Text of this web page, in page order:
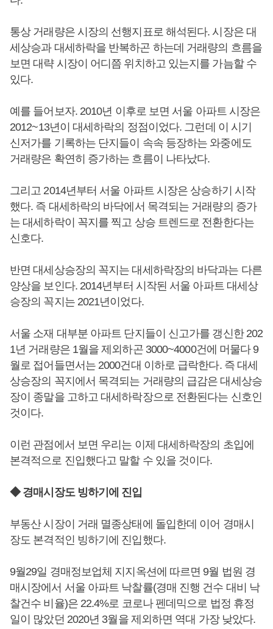
통상 거래량은 시장의 선행지표로 해석된다. 시장은 대
세상승과 대세하락을 반복하곤 하는데 거래량의 흐름을
보면 대략 시장이 어디쯤 위치하고 있는지를 가늠할 수
있다.
예를 들어보자. 2010년 이후로 보면 서울 아파트 시장은
2012~13년이 대세하락의 정점이었다. 그런데 이 시기
신저가를 기록하는 단지들이 속속 등장하는 와중에도
거래량은 확연히 증가하는 흐름이 나타났다.
그리고 2014년부터 서울 아파트 시장은 상승하기 시작
했다. 즉 대세하락의 바닥에서 목격되는 거래량의 증가
는 대세하락이 꼭지를 찍고 상승 트렌드로 전환한다는
신호다.
반면 대세상승장의 꼭지는 대세하락장의 바닥과는 다른
양상을 보인다. 2014년부터 시작된 서울 아파트 대세상
승장의 꼭지는 2021년이었다.
서울 소재 대부분 아파트 단지들이 신고가를 갱신한 202
1년 거래량은 1월을 제외하곤 3000~4000건에 머물다 9
월로 접어들면서는 2000건대 이하로 급락한다. 즉 대세
상승장의 꼭지에서 목격되는 거래량의 급감은 대세상승
장이 종말을 고하고 대세하락장으로 전환된다는 신호인
것이다.
이런 관점에서 보면 우리는 이제 대세하락장의 초입에
본격적으로 진입했다고 말할 수 있을 것이다.
◆ 경매시장도 빙하기에 진입
부동산 시장이 거래 멸종상태에 돌입한데 이어 경매시
장도 본격적인 빙하기에 진입했다.
9월29일 경매정보업체 지지옥션에 따르면 9월 법원 경
매시장에서 서울 아파트 낙찰률(경매 진행 건수 대비 낙
찰건수 비율)은 22.4%로 코로나 펜데믹으로 법정 휴정
일이 많았던 2020년 3월을 제외하면 역대 가장 낮았다.